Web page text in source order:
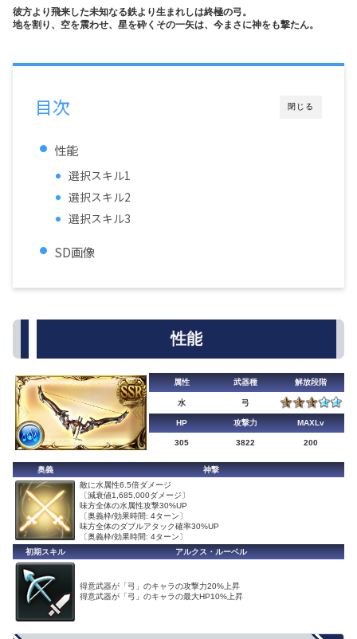
彼方より飛来した未知なる鉄より生まれしは終極の弓。
地を割り、空を震わせ、星を砕くその一矢は、今まさに神をも撃たん。
閉じる
目次
性能
選択スキル1
選択スキル2
選択スキル3
SD画像
性能
属性 武器種 解放段階
水 弓
HP 攻撃力 MAXLv
305 3822 200
奥義
神撃
敵に水属性6.5倍ダメージ
〔減衰値1,685,000ダメージ〕
味方全体の水属性攻撃30%UP
〔奥義枠/効果時間: 4ターン〕
味方全体のダブルアタック確率30%UP
〔奥義枠/効果時間: 4ターン〕
初期スキル
アルクス・ルーベル
得意武器が「弓」のキャラの攻撃力20%上昇
得意武器が「弓」のキャラの最大HP10%上昇